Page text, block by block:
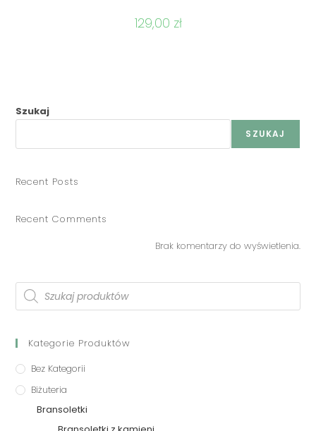
129,00 zł
Szukaj
SZUKAJ
Recent Posts
Recent Comments
Brak komentarzy do wyświetlenia.
Kategorie Produktów
Bez Kategorii
Biżuteria
Bransoletki